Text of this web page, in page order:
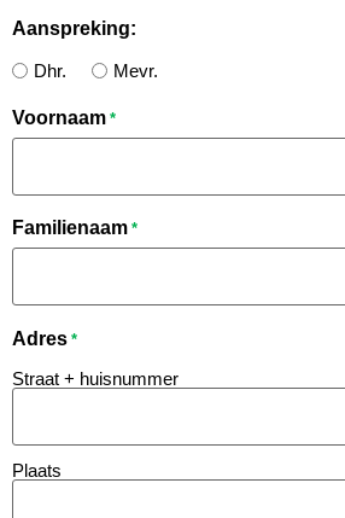
Aanspreking:
Dhr. Mevr.
Voornaam *
Familienaam *
Adres *
Straat + huisnummer
Plaats